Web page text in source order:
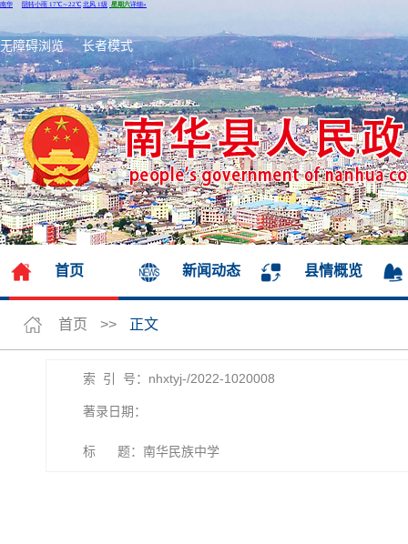
无障碍浏览 长者模式
首页 新闻动态 县情概览
首页 >> 正文
索 引 号：nhxtyj-/2022-1020008
著录日期：
标 题：南华民族中学